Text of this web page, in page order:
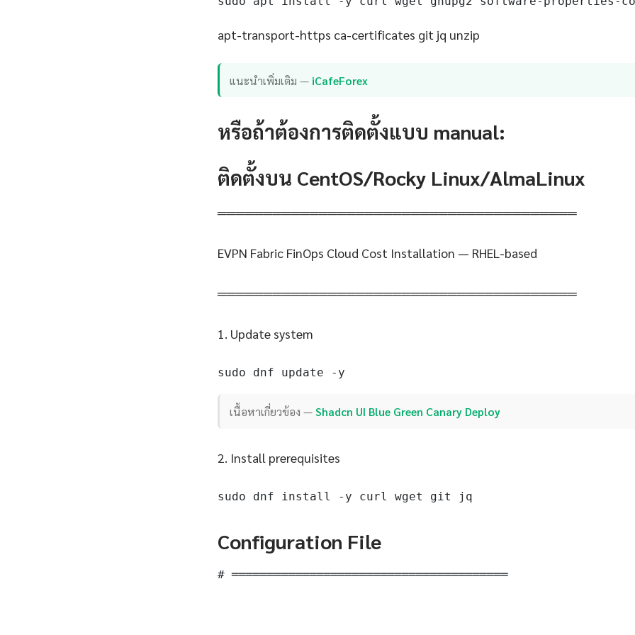
apt-transport-https ca-certificates git jq unzip
แนะนำเพิ่มเติม — iCafeForex
หรือถ้าต้องการติดตั้งแบบ manual:
ติดตั้งบน CentOS/Rocky Linux/AlmaLinux
═══════════════════════════════════════
EVPN Fabric FinOps Cloud Cost Installation — RHEL-based
═══════════════════════════════════════
1. Update system
sudo dnf update -y
เนื้อหาเกี่ยวข้อง —Shadcn UI Blue Green Canary Deploy
2. Install prerequisites
sudo dnf install -y curl wget git jq
Configuration File
# ═══════════════════════════════════════